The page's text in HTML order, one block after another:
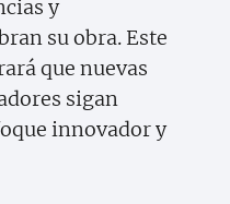
y
su obra. Este
que nuevas
sigan
innovador y